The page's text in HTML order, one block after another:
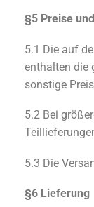
§5 Preise
5.1 Die auf
enthalten die
sonstige
5.2 Bei
5.3 Die
§6 Lieferung